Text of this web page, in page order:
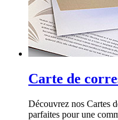
Carte de
Découvrez nos Cartes
parfaites pour une